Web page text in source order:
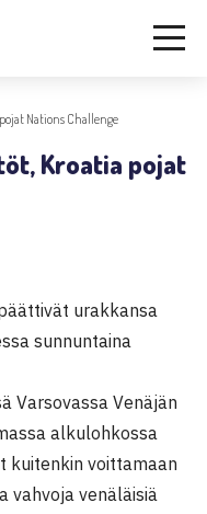
Nations Challenge
Kroatia pojat
urakkansa
sunnuntaina
Varsovassa Venäjän
alkulohkossa
kuitenkin voittamaan
vahvoja venäläisiä